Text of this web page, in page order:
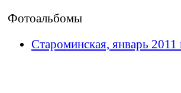
Фотоальбомы
Староминская, январь 2011